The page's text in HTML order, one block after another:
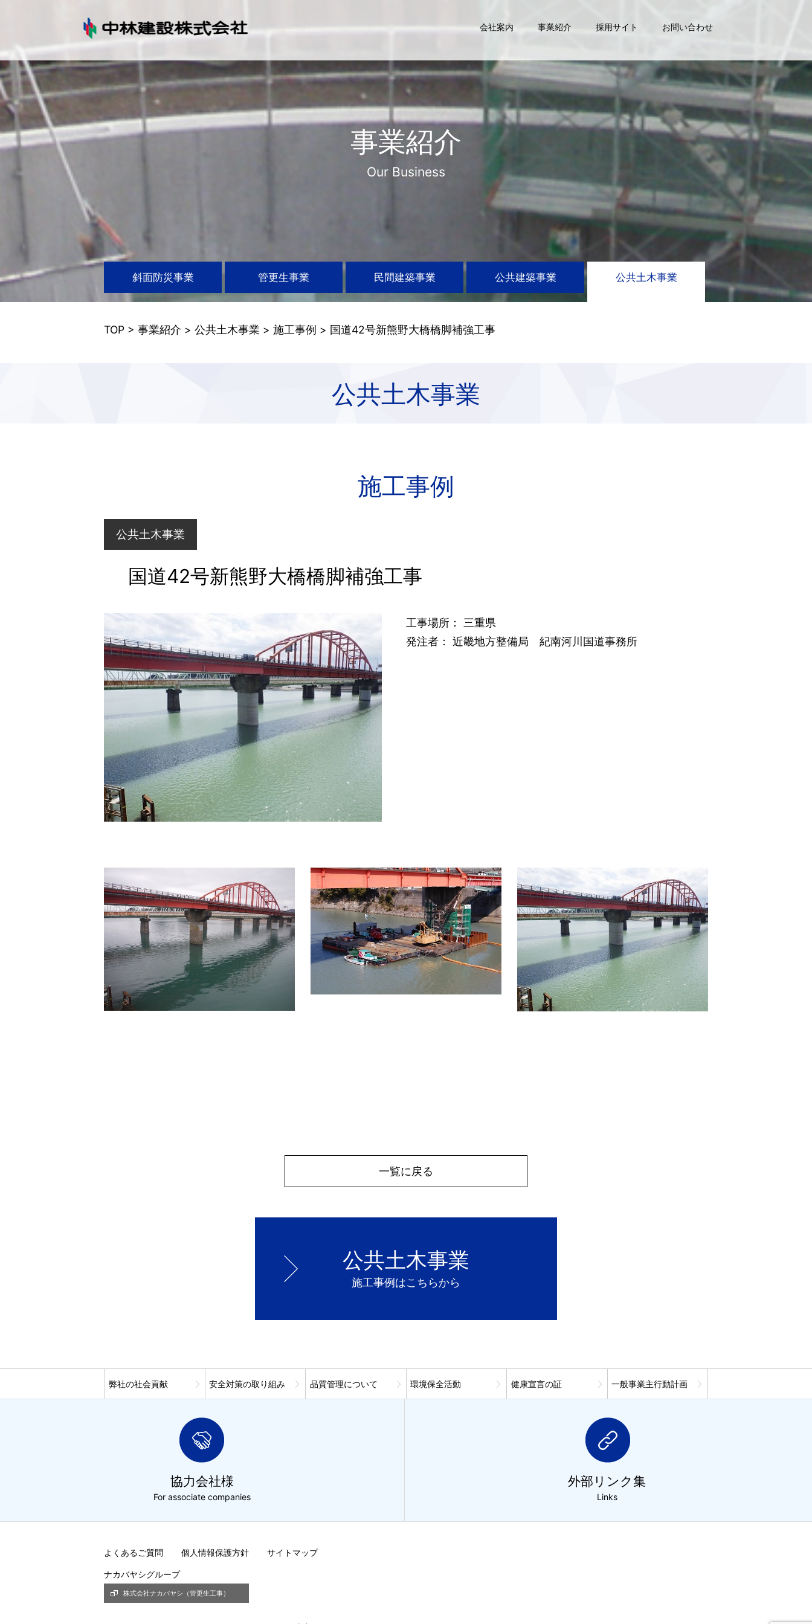
会社案内 事業紹介 採用サイト お問い合わせ
事業紹介
Our Business
斜面防災事業 管更生事業 民間建築事業 公共建築事業 公共土木事業
TOP > 事業紹介 > 公共土木事業 > 施工事例 > 国道42号新熊野大橋橋脚補強工事
公共土木事業
施工事例
公共土木事業
国道42号新熊野大橋橋脚補強工事
工事場所： 三重県
発注者： 近畿地方整備局 紀南河川国道事務所
一覧に戻る
公共土木事業
施工事例はこちらから
弊社の社会貢献 安全対策の取り組み 品質管理について 環境保全活動 健康宣言の証 一般事業主行動計画
協力会社様
For associate companies
外部リンク集
Links
よくあるご質問 個人情報保護方針 サイトマップ
ナカバヤシグループ
株式会社ナカバヤシ（管更生工事）